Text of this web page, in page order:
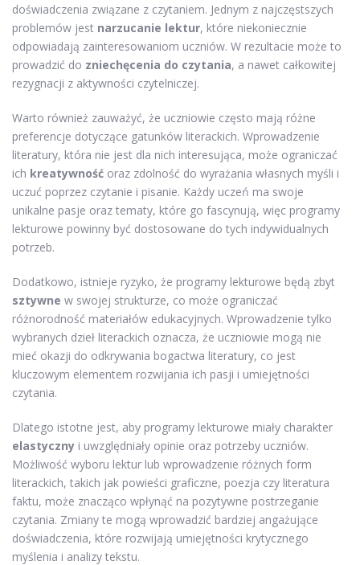
doświadczenia związane z czytaniem. Jednym z najczęstszych
problemów jest narzucanie lektur, które niekoniecznie
odpowiadają zainteresowaniom uczniów. W rezultacie może to
prowadzić do zniechęcenia do czytania, a nawet całkowitej
rezygnacji z aktywności czytelniczej.
Warto również zauważyć, że uczniowie często mają różne
preferencje dotyczące gatunków literackich. Wprowadzenie
literatury, która nie jest dla nich interesująca, może ograniczać
ich kreatywność oraz zdolność do wyrażania własnych myśli i
uczuć poprzez czytanie i pisanie. Każdy uczeń ma swoje
unikalne pasje oraz tematy, które go fascynują, więc programy
lekturowe powinny być dostosowane do tych indywidualnych
potrzeb.
Dodatkowo, istnieje ryzyko, że programy lekturowe będą zbyt
sztywne w swojej strukturze, co może ograniczać
różnorodność materiałów edukacyjnych. Wprowadzenie tylko
wybranych dzieł literackich oznacza, że uczniowie mogą nie
mieć okazji do odkrywania bogactwa literatury, co jest
kluczowym elementem rozwijania ich pasji i umiejętności
czytania.
Dlatego istotne jest, aby programy lekturowe miały charakter
elastyczny i uwzględniały opinie oraz potrzeby uczniów.
Możliwość wyboru lektur lub wprowadzenie różnych form
literackich, takich jak powieści graficzne, poezja czy literatura
faktu, może znacząco wpłynąć na pozytywne postrzeganie
czytania. Zmiany te mogą wprowadzić bardziej angażujące
doświadczenia, które rozwijają umiejętności krytycznego
myślenia i analizy tekstu.